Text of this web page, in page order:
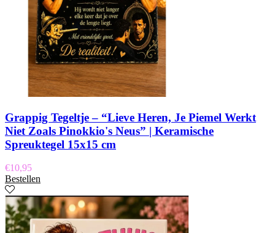
Grappig Tegeltje – “Lieve Heren, Je Piemel Werkt
Niet Zoals Pinokkio's Neus” | Keramische
Spreuktegel 15x15 cm
€10,95
Bestellen